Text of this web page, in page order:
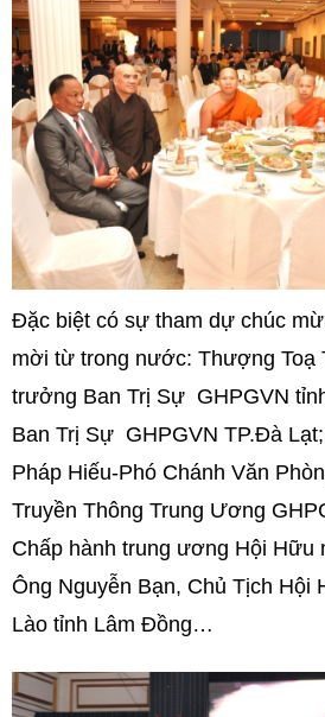
Đặc biệt có sự tham dự chúc
mời từ trong nước: Thượng Toạ
trưởng Ban Trị Sự GHPGVN
Ban Trị Sự GHPGVN TP.Đà
Pháp Hiếu-Phó Chánh Văn
Truyền Thông Trung Ương
Chấp hành trung ương Hội Hữu
Ông Nguyễn Bạn, Chủ Tịch Hội
Lào tỉnh Lâm Đồng…